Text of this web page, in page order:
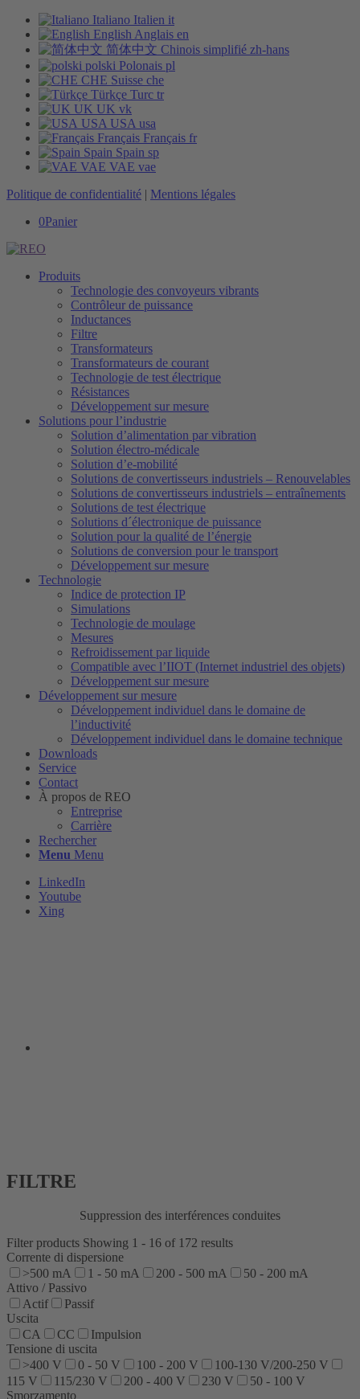
Italiano Italien it
English Anglais en
简体中文 Chinois simplifié zh-hans
polski Polonais pl
CHE Suisse che
Türkçe Turc tr
UK UK vk
USA USA usa
Français Français fr
Spain Spain sp
VAE VAE vae
Politique de confidentialité | Mentions légales
0Panier
Produits
Technologie des convoyeurs vibrants
Contrôleur de puissance
Inductances
Filtre
Transformateurs
Transformateurs de courant
Technologie de test électrique
Résistances
Développement sur mesure
Solutions pour l’industrie
Solution d’alimentation par vibration
Solution électro-médicale
Solution d’e-mobilité
Solutions de convertisseurs industriels – Renouvelables
Solutions de convertisseurs industriels – entraînements
Solutions de test électrique
Solutions d´électronique de puissance
Solution pour la qualité de l’énergie
Solutions de conversion pour le transport
Développement sur mesure
Technologie
Indice de protection IP
Simulations
Technologie de moulage
Mesures
Refroidissement par liquide
Compatible avec l’IIOT (Internet industriel des objets)
Développement sur mesure
Développement sur mesure
Développement individuel dans le domaine de
l’inductivité
Développement individuel dans le domaine technique
Downloads
Service
Contact
À propos de REO
Entreprise
Carrière
Rechercher
Menu Menu
LinkedIn
Youtube
Xing
FILTRE
Suppression des interférences conduites
Filter products Showing 1 - 16 of 172 results
Corrente di dispersione
>500 mA
1 - 50 mA 200 - 500 mA
50 - 200 mA
Attivo / Passivo
Actif
Passif
Uscita
CA
CC
Impulsion
Tensione di uscita
>400 V
0 - 50 V 100 - 200 V
100-130 V/200-250 V
115 V
115/230 V 200 - 400 V 230 V
50 - 100 V
Smorzamento